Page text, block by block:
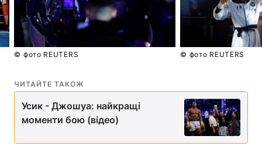
© фото REUTERS © фото REUTERS
ЧИТАЙТЕ ТАКОЖ
Усик - Джошуа: найкращі
моменти бою (відео)